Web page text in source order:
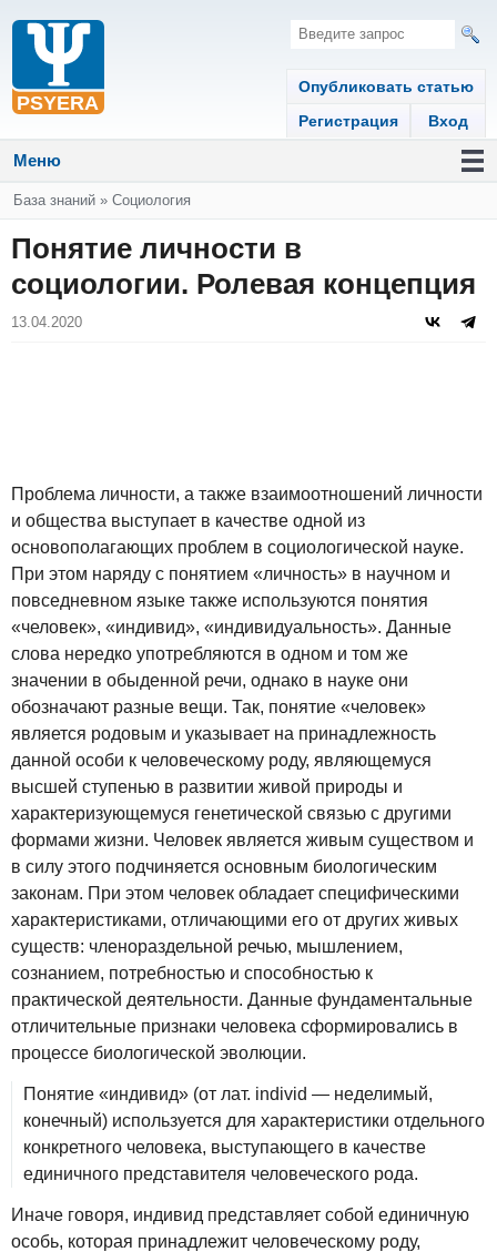
Опубликовать статью
Регистрация
Вход
Меню
Вы здесь
База знаний » Социология
Понятие личности в
социологии. Ролевая концепция
13.04.2020
Проблема личности, а также взаимоотношений личности
и общества выступает в качестве одной из
основополагающих проблем в социологической науке.
При этом наряду с понятием «личность» в научном и
повседневном языке также используются понятия
«человек», «индивид», «индивидуальность». Данные
слова нередко употребляются в одном и том же
значении в обыденной речи, однако в науке они
обозначают разные вещи. Так, понятие «человек»
является родовым и указывает на принадлежность
данной особи к человеческому роду, являющемуся
высшей ступенью в развитии живой природы и
характеризующемуся генетической связью с другими
формами жизни. Человек является живым существом и
в силу этого подчиняется основным биологическим
законам. При этом человек обладает специфическими
характеристиками, отличающими его от других живых
существ: членораздельной речью, мышлением,
сознанием, потребностью и способностью к
практической деятельности. Данные фундаментальные
отличительные признаки человека сформировались в
процессе биологической эволюции.
Понятие «индивид» (от лат. individ — неделимый,
конечный) используется для характеристики отдельного
конкретного человека, выступающего в качестве
единичного представителя человеческого рода.
Иначе говоря, индивид представляет собой единичную
особь, которая принадлежит человеческому роду,